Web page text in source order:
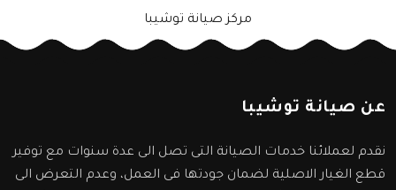
مركز صيانة توشيبا
عن صيانة توشيبا
نقدم لعملائنا خدمات الصيانة التى تصل الى عدة سنوات مع توفير
قطع الغيار الاصلية لضمان جودتها فى العمل، وعدم التعرض الى